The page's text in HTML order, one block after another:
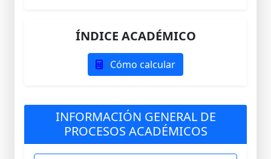
ÍNDICE ACADÉMICO
Cómo calcular
INFORMACIÓN GENERAL DE
PROCESOS ACADÉMICOS